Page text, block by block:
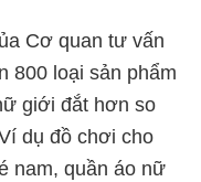
Cơ quan tư vấn
800 loại sản phẩm
giới đắt hơn so
dụ đồ chơi cho
nam, quần áo nữ